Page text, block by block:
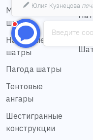
Мембранные
шатры
Надувные
шатры
Пагода шатры
Тентовые
ангары
Шестигранные
конструкции
Введите
Юлия Кузнецова